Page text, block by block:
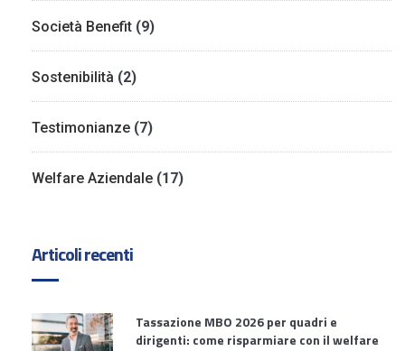
Società Benefit (9)
Sostenibilità (2)
Testimonianze (7)
Welfare Aziendale (17)
Articoli recenti
Tassazione MBO 2026 per quadri e
dirigenti: come risparmiare con il welfare